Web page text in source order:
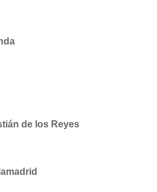
de los Reyes